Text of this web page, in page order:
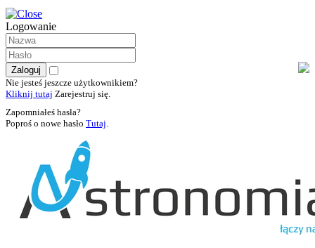
Logowanie
Nie jesteś jeszcze użytkownikiem?
Kliknij tutaj Zarejestruj się.
Zapomniałeś hasła?
Poproś o nowe hasło Tutaj.